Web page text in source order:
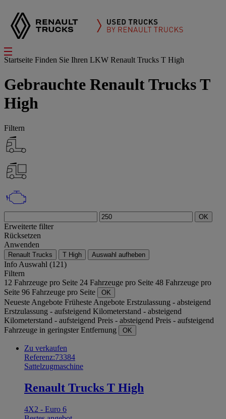
Startseite Finden Sie Ihren LKW Renault Trucks T High
Gebrauchte Renault Trucks T
High
Filtern
OK
Erweiterte filter
Rücksetzen
Anwenden
Renault Trucks T High Auswahl aufheben
Info Auswahl (121)
Filtern
12 Fahrzeuge pro Seite 24 Fahrzeuge pro Seite 48 Fahrzeuge pro
Seite 96 Fahrzeuge pro Seite OK
Neueste Angebote Früheste Angebote Erstzulassung - absteigend
Erstzulassung - aufsteigend Kilometerstand - absteigend
Kilometerstand - aufsteigend Preis - absteigend Preis - aufsteigend
Fahrzeuge in geringster Entfernung
OK
Zu verkaufen
Referenz:73384
Sattelzugmaschine
Renault Trucks T High
4X2 - Euro 6